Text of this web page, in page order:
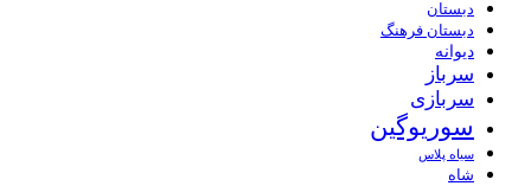
دبستان
دبستان فرهنگ
دیوانه
سرباز
سربازی
سوریوگین
سیاه پلاس
شاه